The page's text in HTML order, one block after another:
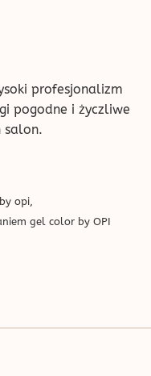
profesjonalizm
pogodne i życzliwe
opi,
gel color by OPI